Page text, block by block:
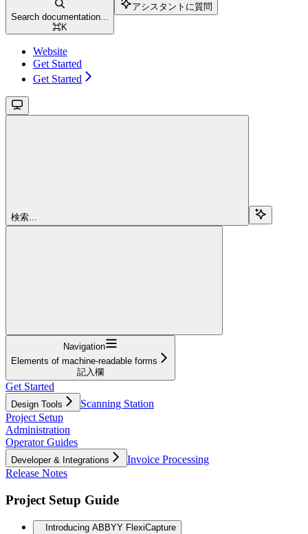
Search documentation...
⌘K
アシスタントに質問
Website
Get Started
Get Started
検索...
Navigation
Elements of machine-readable forms
記入欄
Get Started
Design Tools
Scanning Station
Project Setup
Administration
Operator Guides
Developer & Integrations
Invoice Processing
Release Notes
Project Setup Guide
Introducing ABBYY FlexiCapture